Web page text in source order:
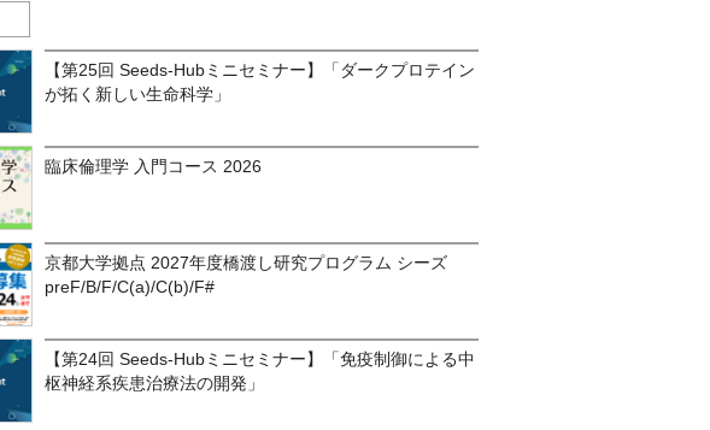
【第25回 Seeds-Hubミニセミナー】「ダークプロテイン
が拓く新しい生命科学」
臨床倫理学 入門コース 2026
京都大学拠点 2027年度橋渡し研究プログラム シーズ
preF/B/F/C(a)/C(b)/F#
【第24回 Seeds-Hubミニセミナー】「免疫制御による中
枢神経系疾患治療法の開発」